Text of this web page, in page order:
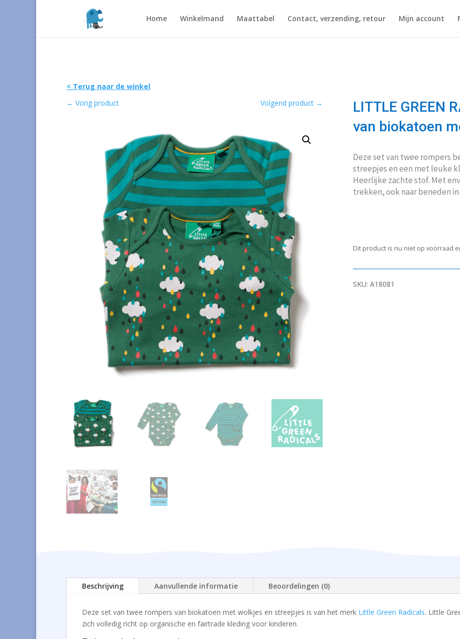
Home Winkelmand Maattabel Contact, verzending, retour Mijn account
< Terug naar de winkel
← Vorig product Volgend product →
LITTLE GREEN
van biokatoen
Deze set van twee rompers
streepjes en een met leuke
Heerlijke zachte stof. Met
trekken, ook naar beneden
Dit product is nu niet op voorraad
SKU: A18081
Beschrijving Aanvullende informatie Beoordelingen (0)
Deze set van twee rompers van biokatoen met wolkjes en streepjes is van het merk Little Green Radicals. Little
zich volledig richt op organische en fairtrade kleding voor kinderen.